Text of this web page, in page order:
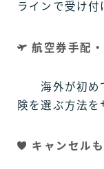
ラインで受け付
航空券手配
海外が初めて
険を選ぶ方法を
キャンセル